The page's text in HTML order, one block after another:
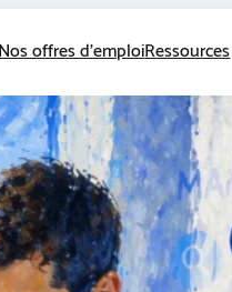
offres d’emploiRessources